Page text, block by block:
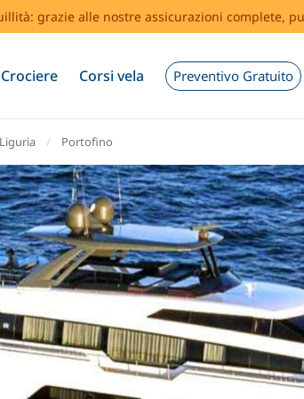
grazie alle nostre assicurazioni complete,
Crociere Corsi vela Preventivo Gratuito
Liguria Portofino